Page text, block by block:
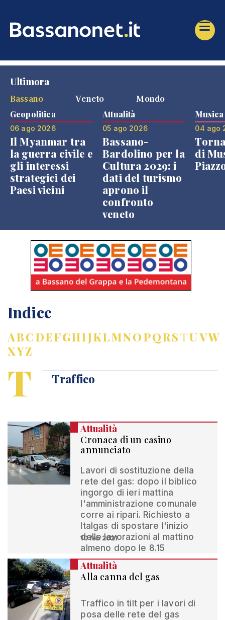
Ultimora
Bassano
Veneto Mondo
Geopolitica
06 ago 2026
Il Myanmar tra
la guerra civile e
gli interessi
strategici dei
Paesi vicini
Attualità
05 ago 2026
Bassano-
Bardolino per la
Cultura 2029: i
dati del turismo
aprono il
confronto
veneto
Musica
04 ago
di
Indice
ABCDEFGHIJKLMNOPQRSTUVW
XYZ
T Traffico
Attualità
Cronaca di un casino
annunciato
Lavori di sostituzione della
rete del gas: dopo il biblico
ingorgo di ieri mattina
l'amministrazione comunale
corre ai ripari. Richiesto a
Italgas di spostare l'inizio
delle lavorazioni al mattino
almeno dopo le 8.15
10 feb 2021
Attualità
Alla canna del gas
Traffico in tilt per i lavori di
posa delle rete del gas